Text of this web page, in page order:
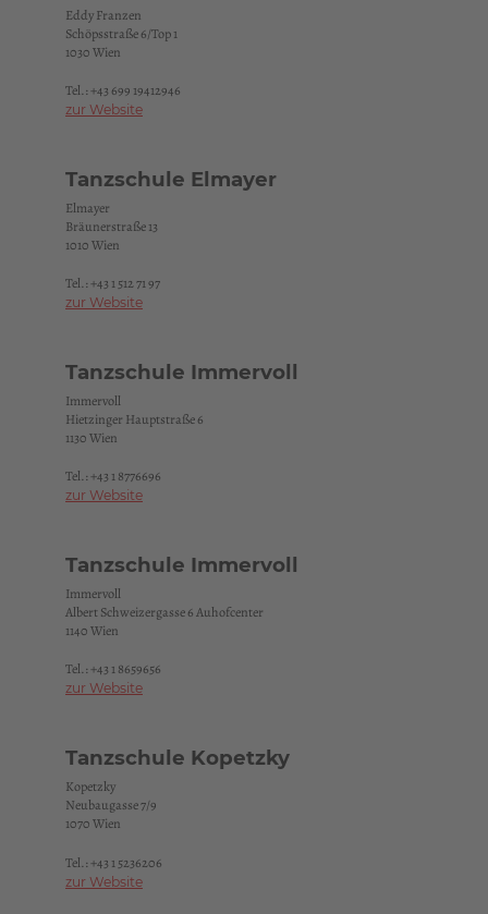
Eddy Franzen
Schöpsstraße 6/Top 1
1030 Wien
Tel.:+43 699 19412946
zur Website
Tanzschule Elmayer
Elmayer
Bräunerstraße 13
1010 Wien
Tel.:+43 1 512 71 97
zur Website
Tanzschule Immervoll
Immervoll
Hietzinger Hauptstraße 6
1130 Wien
Tel.:+43 1 8776696
zur Website
Tanzschule Immervoll
Immervoll
Albert Schweizergasse 6 Auhofcenter
1140 Wien
Tel.:+43 1 8659656
zur Website
Tanzschule Kopetzky
Kopetzky
Neubaugasse 7/9
1070 Wien
Tel.:+43 1 5236206
zur Website